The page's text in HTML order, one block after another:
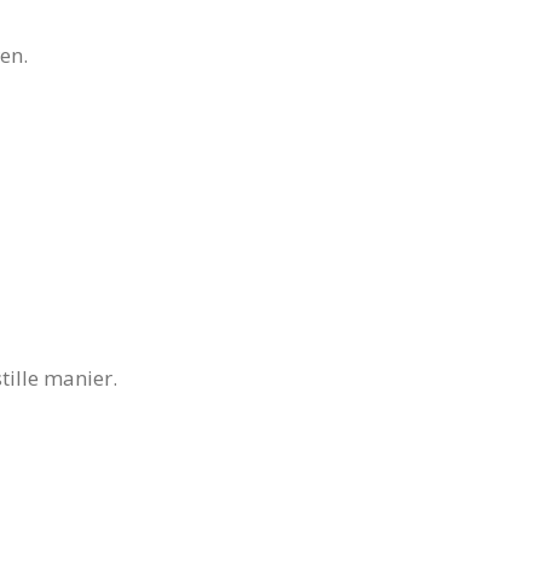
manier.